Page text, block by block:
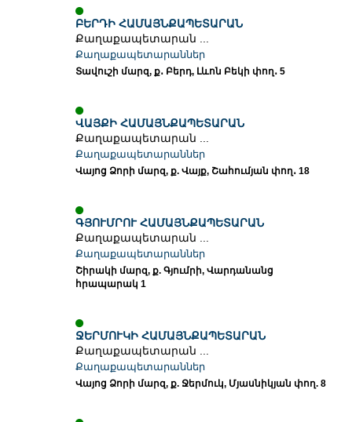
ԲԵՐԴԻ ՀԱՄԱՅՆՔԱՊԵՏԱՐԱՆ
Քաղաքապետարան ...
Քաղաքապետարաններ
Տավուշի մարզ, ք․ Բերդ, Լևոն Բեկի փող․ 5
ՎԱՅՔԻ ՀԱՄԱՅՆՔԱՊԵՏԱՐԱՆ
Քաղաքապետարան ...
Քաղաքապետարաններ
Վայոց Ձորի մարզ, ք. Վայք, Շահումյան փող․ 18
ԳՅՈՒՄՐՈՒ ՀԱՄԱՅՆՔԱՊԵՏԱՐԱՆ
Քաղաքապետարան ...
Քաղաքապետարաններ
Շիրակի մարզ, ք. Գյումրի, Վարդանանց
հրապարակ 1
ՋԵՐՄՈՒԿԻ ՀԱՄԱՅՆՔԱՊԵՏԱՐԱՆ
Քաղաքապետարան ...
Քաղաքապետարաններ
Վայոց Ձորի մարզ, ք. Ջերմուկ, Մյասնիկյան փող. 8